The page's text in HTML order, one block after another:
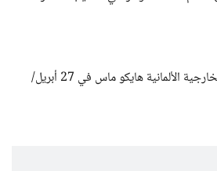
تعليقاً على هذا صرح وزير الخارجية الألمانية هايكو ماس في 27 أبريل/